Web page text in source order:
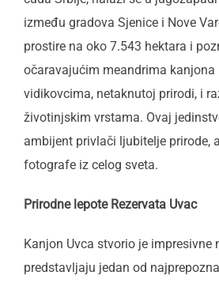
između gradova Sjenice i Nove
prostire na oko 7.543 hektara i
očaravajućim meandrima kanjona
vidikovcima, netaknutoj prirodi, i
životinjskim vrstama. Ovaj
ambijent privlači ljubitelje prirode,
fotografe iz celog sveta.
Prirodne lepote Rezervata Uvac
Kanjon Uvca stvorio je impresivne
predstavljaju jedan od